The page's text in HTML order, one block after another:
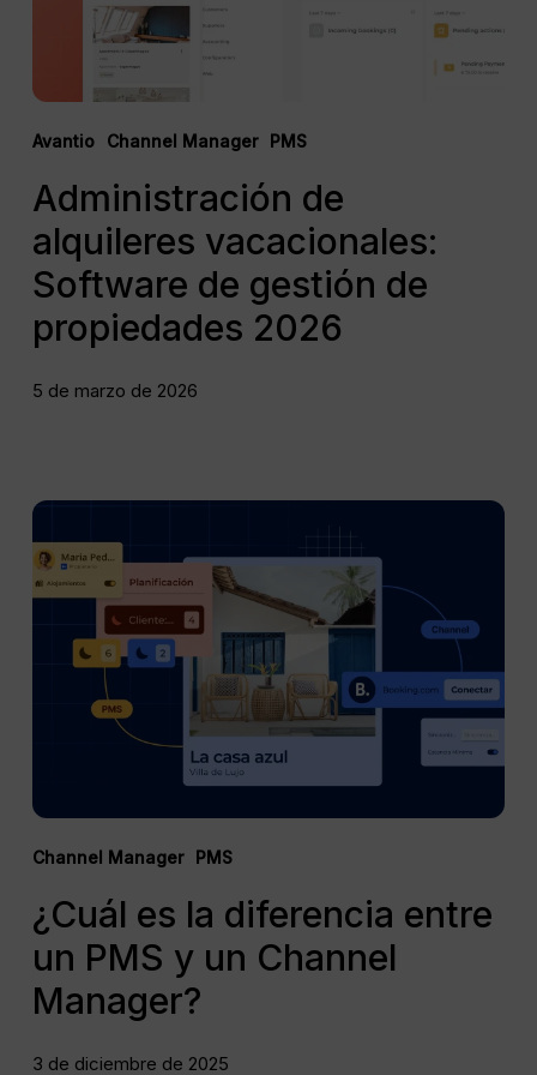
Avantio Channel Manager PMS
propiedades
Administración de
alquileres vacacionales:
Software de gestión de
propiedades 2026
5 de marzo de 2026
Channel Manager PMS
¿Cuál
es
la
diferencia
¿Cuál es la diferencia entre
un PMS y un Channel
Manager?
3 de diciembre de 2025